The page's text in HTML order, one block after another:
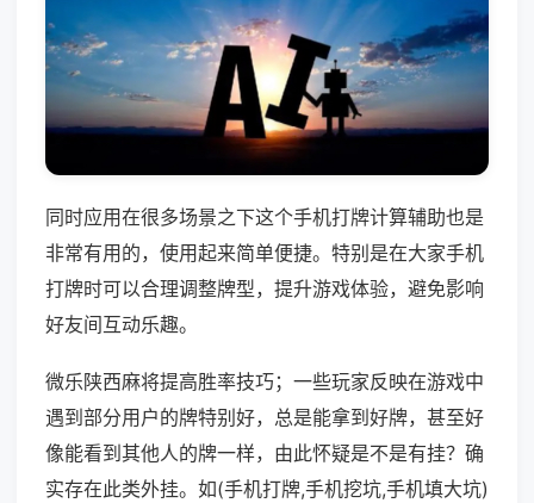
同时应用在很多场景之下这个手机打牌计算辅助也是
非常有用的，使用起来简单便捷。特别是在大家手机
打牌时可以合理调整牌型，提升游戏体验，避免影响
好友间互动乐趣。
微乐陕西麻将提高胜率技巧；一些玩家反映在游戏中
遇到部分用户的牌特别好，总是能拿到好牌，甚至好
像能看到其他人的牌一样，由此怀疑是不是有挂？确
实存在此类外挂。如(手机打牌,手机挖坑,手机填大坑)